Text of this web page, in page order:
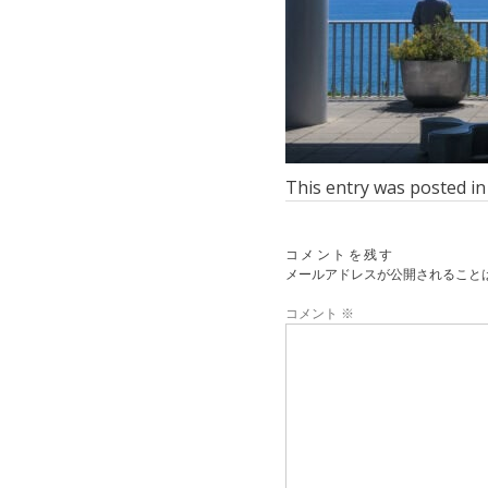
This entry was posted
コメントを残す
メールアドレスが公開されること
コメント ※